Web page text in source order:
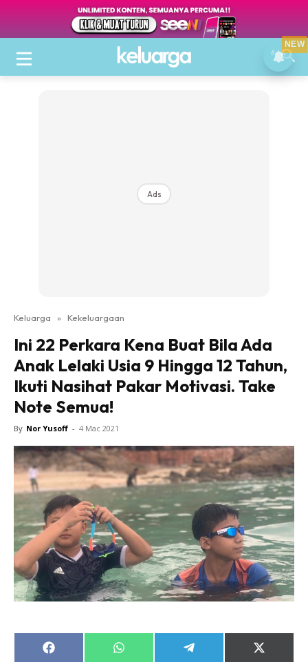
Ads
Keluarga » Kekeluargaan
Ini 22 Perkara Kena Buat Bila Ada
Anak Lelaki Usia 9 Hingga 12 Tahun,
Ikuti Nasihat Pakar Motivasi. Take
Note Semua!
By Nor Yusoff - 4 Mac 2021
Share
on
Share
on
Share
on
Share
on
NEW